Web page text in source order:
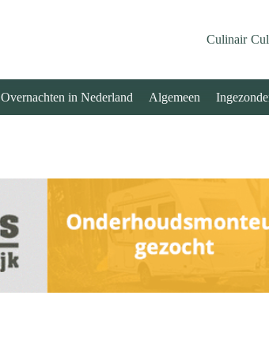
Culinair
Overnachten in Nederland Algemeen